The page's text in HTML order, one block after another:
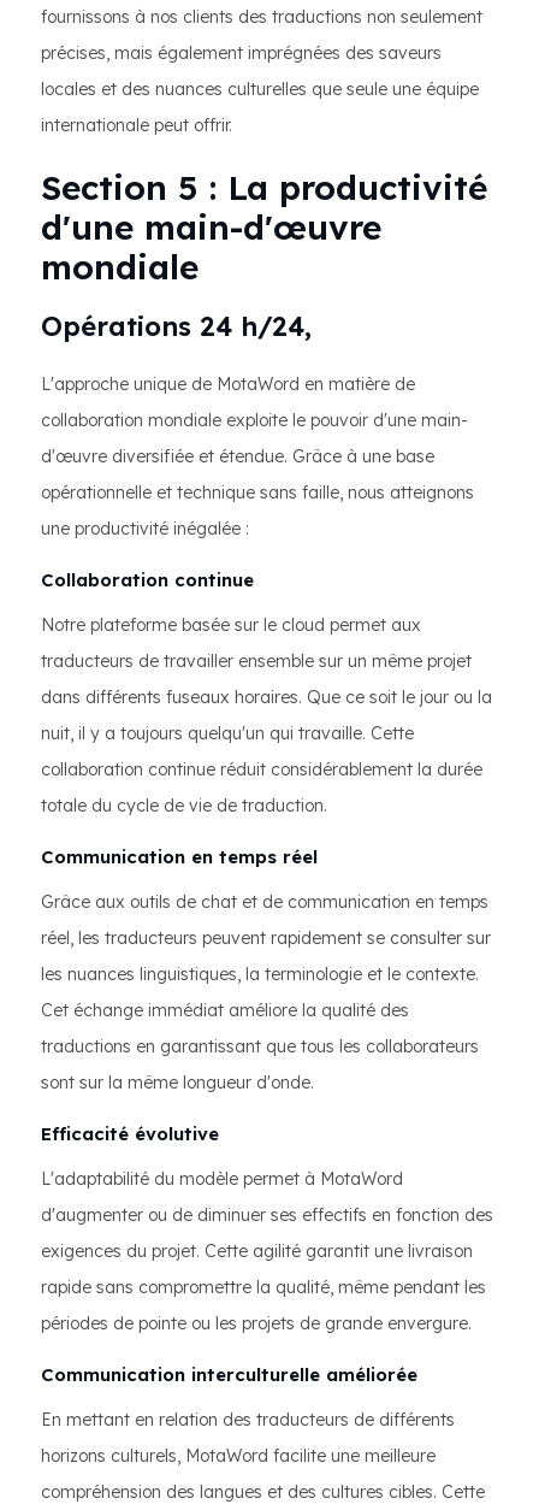
fournissons à nos clients des traductions non seulement
précises, mais également imprégnées des saveurs
locales et des nuances culturelles que seule une équipe
internationale peut offrir.
Section 5 : La productivité
d'une main-d'œuvre
mondiale
Opérations 24 h/24,
L'approche unique de MotaWord en matière de
collaboration mondiale exploite le pouvoir d'une main-
d'œuvre diversifiée et étendue. Grâce à une base
opérationnelle et technique sans faille, nous atteignons
une productivité inégalée :
Collaboration continue
Notre plateforme basée sur le cloud permet aux
traducteurs de travailler ensemble sur un même projet
dans différents fuseaux horaires. Que ce soit le jour ou la
nuit, il y a toujours quelqu'un qui travaille. Cette
collaboration continue réduit considérablement la durée
totale du cycle de vie de traduction.
Communication en temps réel
Grâce aux outils de chat et de communication en temps
réel, les traducteurs peuvent rapidement se consulter sur
les nuances linguistiques, la terminologie et le contexte.
Cet échange immédiat améliore la qualité des
traductions en garantissant que tous les collaborateurs
sont sur la même longueur d'onde.
Efficacité évolutive
L'adaptabilité du modèle permet à MotaWord
d'augmenter ou de diminuer ses effectifs en fonction des
exigences du projet. Cette agilité garantit une livraison
rapide sans compromettre la qualité, même pendant les
périodes de pointe ou les projets de grande envergure.
Communication interculturelle améliorée
En mettant en relation des traducteurs de différents
horizons culturels, MotaWord facilite une meilleure
compréhension des langues et des cultures cibles. Cette